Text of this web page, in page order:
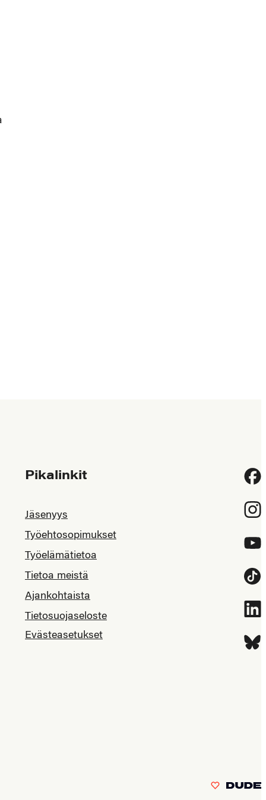
Pikalinkit
Jäsenyys
Työehtosopimukset
Työelämätietoa
Tietoa meistä
Ajankohtaista
Tietosuojaseloste
Evästeasetukset